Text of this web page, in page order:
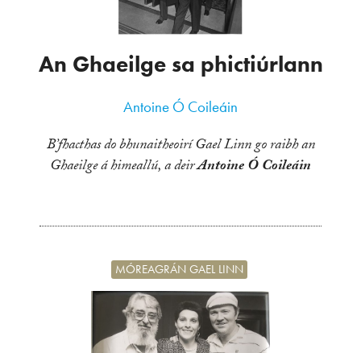
An Ghaeilge sa phictiúrlann
Antoine Ó Coileáin
B’fhacthas do bhunaitheoirí Gael Linn go raibh an
Ghaeilge á himeallú, a deirAntoine Ó Coileáin
MÓREAGRÁN GAEL LINN